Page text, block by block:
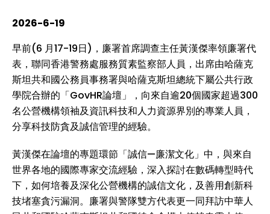
2026-6-19
早前(6 月17-19日)，廉署首席調查主任黃漢傑率領廉署代
表，聯同香港警務處服務質素監察部人員，出席由哈薩克
斯坦共和國公務員事務署與哈薩克斯坦總統下屬公共行政
學院合辦的「GovHR論壇」，向來自逾20個國家超過300
名公營機構領袖及資訊科技和人力資源界別的專業人員，
分享科技防貪及誠信管理的經驗。
黃漢傑在論壇的專題環節「誠信—廉潔文化」中，與來自
世界各地的國際專家交流經驗，深入探討在數碼轉型時代
下，如何培養及深化公營機構的誠信文化，及善用創新科
技堵塞貪污漏洞。廉署與警隊雙方代表更一同拜訪中華人